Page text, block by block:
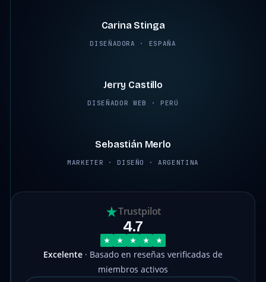
Carina Stinga
DISEÑADORA · ESPAÑA
Jerry Castillo
DISEÑADOR WEB · PERÚ
Sebastián Merlo
MARKETER · DISEÑO · ARGENTINA
Trustpilot
4.7
Excelente · Basado en reseñas verificadas de
miembros activos